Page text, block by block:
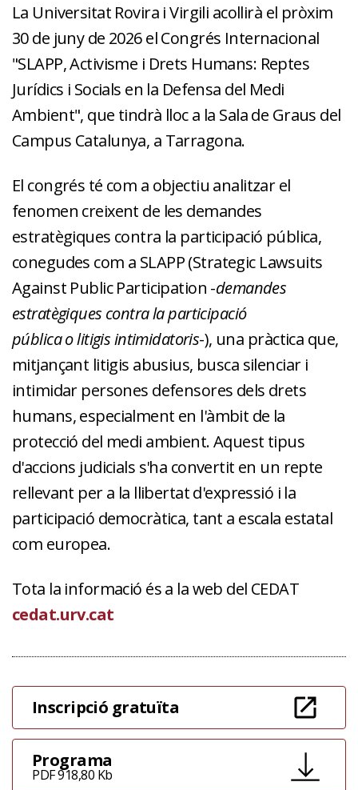
La Universitat Rovira i Virgili acollirà el pròxim
30 de juny de 2026 el Congrés Internacional
"SLAPP, Activisme i Drets Humans: Reptes
Jurídics i Socials en la Defensa del Medi
Ambient", que tindrà lloc a la Sala de Graus del
Campus Catalunya, a Tarragona.
El congrés té com a objectiu analitzar el
fenomen creixent de les demandes
estratègiques contra la participació pública,
conegudes com a SLAPP (Strategic Lawsuits
Against Public Participation -demandes
estratègiques contra la participació
pública o litigis intimidatoris-), una pràctica que,
mitjançant litigis abusius, busca silenciar i
intimidar persones defensores dels drets
humans, especialment en l'àmbit de la
protecció del medi ambient. Aquest tipus
d'accions judicials s'ha convertit en un repte
rellevant per a la llibertat d'expressió i la
participació democràtica, tant a escala estatal
com europea.
Tota la informació és a la web del CEDAT
cedat.urv.cat
Inscripció gratuïta
Programa
PDF 918,80 Kb